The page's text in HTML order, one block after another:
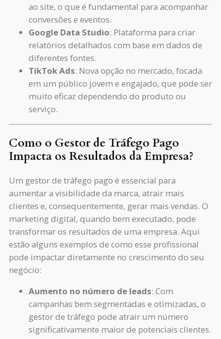
ao site, o que é fundamental para acompanhar
conversões e eventos.
Google Data Studio: Plataforma para criar
relatórios detalhados com base em dados de
diferentes fontes.
TikTok Ads: Nova opção no mercado, focada
em um público jovem e engajado, que pode ser
muito eficaz dependendo do produto ou
serviço.
Como o Gestor de Tráfego Pago
Impacta os Resultados da Empresa?
Um gestor de tráfego pago é essencial para
aumentar a visibilidade da marca, atrair mais
clientes e, consequentemente, gerar mais vendas. O
marketing digital, quando bem executado, pode
transformar os resultados de uma empresa. Aqui
estão alguns exemplos de como esse profissional
pode impactar diretamente no crescimento do seu
negócio:
Aumento no número de leads: Com
campanhas bem segmentadas e otimizadas, o
gestor de tráfego pode atrair um número
significativamente maior de potenciais clientes.